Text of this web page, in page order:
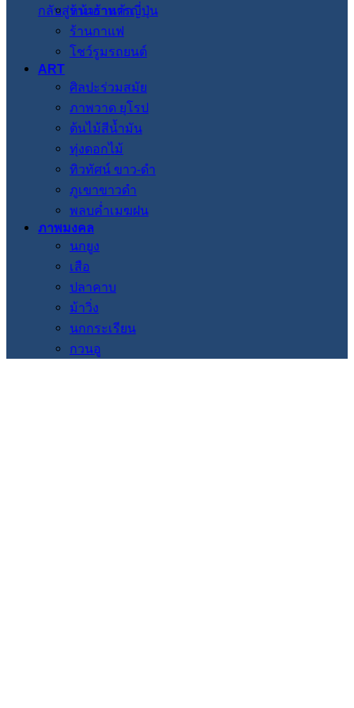
กลับสู่หน้าร้านค้า
ร้านอาหารญี่ปุ่น
ร้านกาแฟ
โชว์รูมรถยนต์
ART
ศิลปะร่วมสมัย
ภาพวาด ยุโรป
ต้นไม้สีน้ำมัน
ทุ่งดอกไม้
ทิวทัศน์ ขาว-ดำ
ภูเขาขาวดำ
พลบค่ำเมฆฝน
ภาพมงคล
นกยูง
เสือ
ปลาคาบ
ม้าวิ่ง
นกกระเรียน
กวนอู